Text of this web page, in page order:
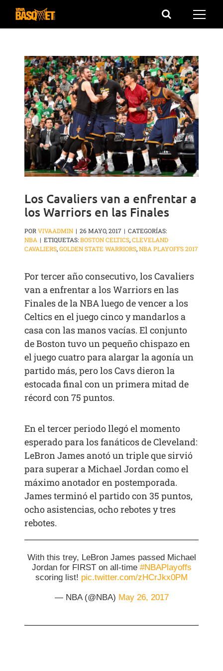
Saltar
Los Cavaliers van a enfrentar a
los Warriors en las Finales
PORVIVAADMIN | 26 MAYO, 2017 | CATEGORÍAS:
NBA | ETIQUETAS:BOSTON CELTICS,CLEVELAND
CAVALIERS,GOLDEN STATE WARRIORS,NBA PLAYOFFS 2017
Por tercer año consecutivo, los Cavaliers
van a enfrentar a los Warriors en las
Finales de la NBA luego de vencer a los
Celtics en el juego cinco y mandarlos a
casa con las manos vacías. El conjunto
de Boston tuvo un pequeño chispazo en
el juego cuatro para alargar la agonía un
partido más, pero los Cavs dieron la
estocada final con un primera mitad de
récord con 75 puntos.
En el tercer periodo llegó el momento
esperado para los fanáticos de Cleveland:
LeBron James anotó un triple que sirvió
para superar a Michael Jordan como el
máximo anotador en postemporada.
James terminó el partido con 35 puntos,
ocho asistencias, ocho rebotes y tres
rebotes.
With this trey, LeBron James passed Michael
Jordan for FIRST on all-time #NBAPlayoffs
scoring list! pic.twitter.com/zHCrJkx0PM
— NBA (@NBA) May 26, 2017